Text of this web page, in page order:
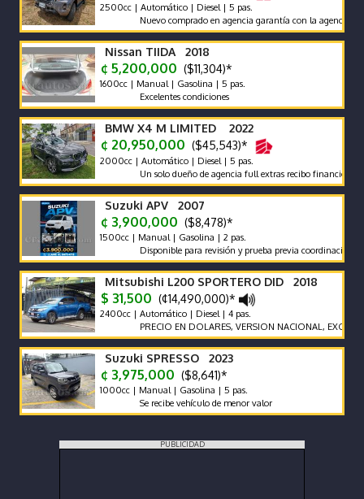
2500cc | Automático | Diesel | 5 pas.
Nuevo comprado en agencia garantía con la agencia se recibe
Nissan TIIDA 2018
¢ 5,200,000 ($11,304)*
1600cc | Manual | Gasolina | 5 pas.
Excelentes condiciones
BMW X4 M LIMITED 2022
¢ 20,950,000 ($45,543)*
2000cc | Automático | Diesel | 5 pas.
Un solo dueño de agencia full extras recibo financió
Suzuki APV 2007
¢ 3,900,000 ($8,478)*
1500cc | Manual | Gasolina | 2 pas.
Disponible para revisión y prueba previa coordinación.
Mitsubishi L200 SPORTERO DID 2018
$ 31,500 (¢14,490,000)*
2400cc | Automático | Diesel | 4 pas.
PRECIO EN DOLARES, VERSION NACIONAL, EXCELENTES
Suzuki SPRESSO 2023
¢ 3,975,000 ($8,641)*
1000cc | Manual | Gasolina | 5 pas.
Se recibe vehículo de menor valor
PUBLICIDAD